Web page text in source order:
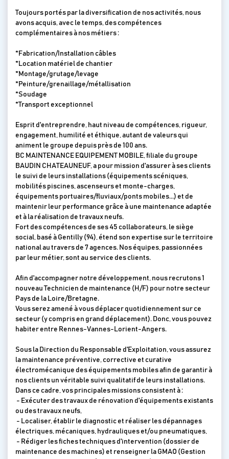
Toujours portés par la diversification de nos activités, nous
avons acquis, avec le temps, des compétences
complémentaires à nos métiers :
*Fabrication/Installation câbles
*Location matériel de chantier
*Montage/grutage/levage
*Peinture/grenaillage/métallisation
*Soudage
*Transport exceptionnel
Esprit d'entreprendre, haut niveau de compétences, rigueur,
engagement, humilité et éthique, autant de valeurs qui
animent le groupe depuis près de 100 ans.
BC MAINTENANCE EQUIPEMENT MOBILE, filiale du groupe
BAUDIN CHATEAUNEUF, a pour mission d'assurer à ses clients
le suivi de leurs installations (équipements scéniques,
mobilités piscines, ascenseurs et monte-charges,
équipements portuaires/fluviaux/ponts mobiles...) et de
maintenir leur performance grâce à une maintenance adaptée
et à la réalisation de travaux neufs.
Fort des compétences de ses 45 collaborateurs, le siège
social, basé à Gentilly (94), étend son expertise sur le territoire
national au travers de 7 agences. Nos équipes, passionnées
par leur métier, sont au service des clients.
Afin d'accompagner notre développement, nous recrutons 1
nouveau Technicien de maintenance (H/F) pour notre secteur
Pays de la Loire/Bretagne.
Vous serez amené à vous déplacer quotidiennement sur ce
secteur (y compris en grand déplacement). Donc, vous pouvez
habiter entre Rennes-Vannes-Lorient-Angers.
Sous la Direction du Responsable d'Exploitation, vous assurez
la maintenance préventive, corrective et curative
électromécanique des équipements mobiles afin de garantir à
nos clients un véritable suivi qualitatif de leurs installations.
Dans ce cadre, vos principales missions consistent à :
- Exécuter des travaux de rénovation d'équipements existants
ou des travaux neufs,
- Localiser, établir le diagnostic et réaliser les dépannages
électriques, mécaniques, hydrauliques et/ou pneumatiques,
- Rédiger les fiches techniques d'intervention (dossier de
maintenance des machines) et renseigner la GMAO (Gestion